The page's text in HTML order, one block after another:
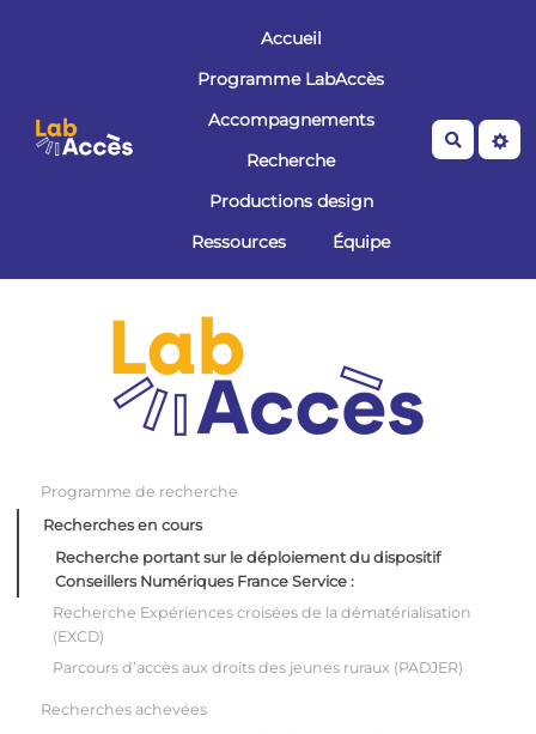
Accueil
Programme LabAccès
Accompagnements
Recherche
Productions design
Ressources
Équipe
Programme de recherche
Recherches en cours
Recherche portant sur le déploiement du dispositif
Conseillers Numériques France Service :
Recherche Expériences croisées de la dématérialisation
(EXCD)
Parcours d’accès aux droits des jeunes ruraux (PADJER)
Recherches achevées